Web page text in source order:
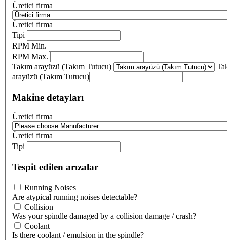
Üretici firma
Üretici firma
Tipi
RPM Min.
RPM Max.
Takım arayüzü (Takım Tutucu)
arayüzü (Takım Tutucu)
Makine detayları
Üretici firma
Üretici firma
Tipi
Tespit edilen arızalar
Running Noises
Are atypical running noises detectable?
Collision
Was your spindle damaged by a collision damage / crash?
Coolant
Is there coolant / emulsion in the spindle?